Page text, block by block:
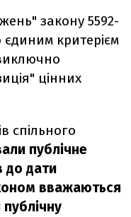
закону 5592-
критерієм
цінних
спільного
публічне
до дати
вважаються